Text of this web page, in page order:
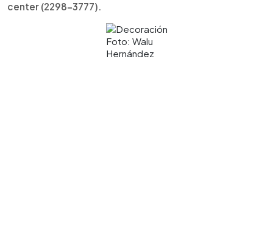
center (2298-3777).
Foto: Walu
Hernández